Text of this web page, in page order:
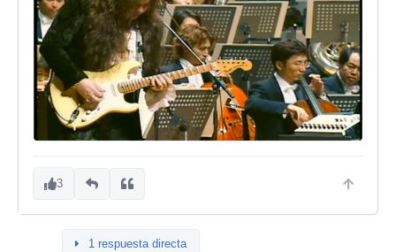
3
1 respuesta directa